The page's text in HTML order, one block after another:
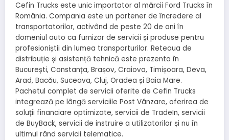
Cefin Trucks este unic importator al mărcii Ford Trucks în
România. Compania este un partener de încredere al
transportatorilor, activând de peste 20 de ani în
domeniul auto ca furnizor de servicii și produse pentru
profesioniștii din lumea transporturilor. Reteaua de
distribuție și asistență tehnică este prezenta în
București, Constanța, Brașov, Craiova, Timișoara, Deva,
Arad, Bacău, Suceava, Cluj, Oradea și Baia Mare.
Pachetul complet de servicii oferite de Cefin Trucks
integrează pe lângă serviciile Post Vânzare, oferirea de
soluții financiare optimizate, servicii de TradeIn, servicii
de BuyBack, servicii de instruire a utilizatorilor și nu în
ultimul rând servicii telematice.